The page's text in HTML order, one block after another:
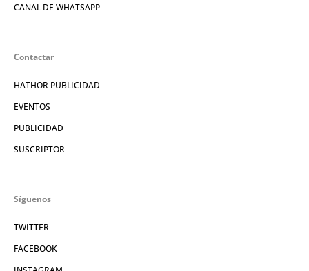
CANAL DE WHATSAPP
Contactar
HATHOR PUBLICIDAD
EVENTOS
PUBLICIDAD
SUSCRIPTOR
Síguenos
TWITTER
FACEBOOK